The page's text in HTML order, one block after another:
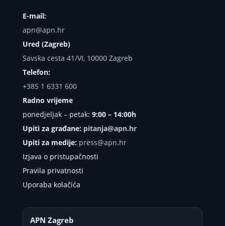
E-mail:
apn@apn.hr
Ured (Zagreb)
Savska cesta 41/VI, 10000 Zagreb
Telefon:
+385 1 6331 600
Radno vrijeme
ponedjeljak – petak: 9:00 – 14:00h
Upiti za građane: pitanja@apn.hr
Upiti za medije: press@apn.hr
Izjava o pristupačnosti
Pravila privatnosti
Uporaba kolačića
APN Zagreb